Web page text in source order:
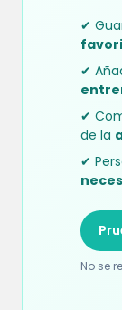
✔
✔
✔
de la
✔
No se